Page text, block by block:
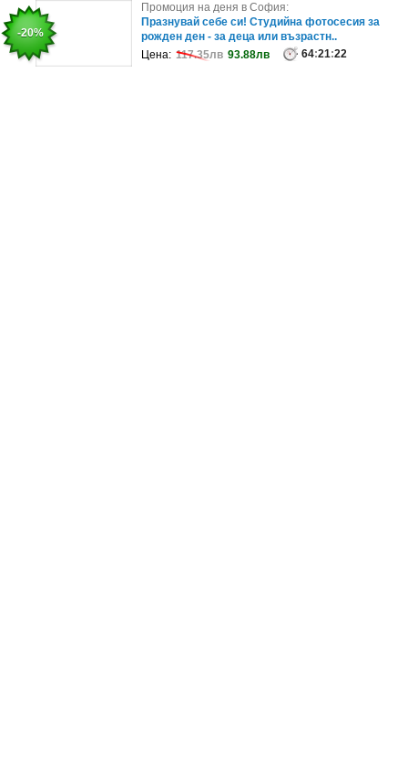
-30%
Промоция на деня в София:
Еднодневна екскурзия до езерото Керкини в
Гърция - през Септември, Октомвр..
Цена: 97.79лв 68.45лв 99:21:22
-20%
Промоция на деня в София:
Празнувай себе си! Студийна фотосесия за
рожден ден - за деца или възрастн..
Цена: 117.35лв 93.88лв 64:21:22